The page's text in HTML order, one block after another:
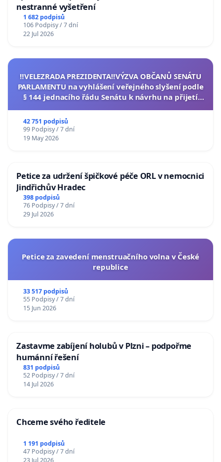
nestranné vyšetření
1 682 podpisů
106 Podpisy / 7 dní
22 Jul 2026
‼️VELEZRADA PREZIDENTA‼️VÝZVA OBČANŮ SENÁTU
PARLAMENTU na vyhlášení veřejného slyšení podle
§ 144 jednacího řádu Senátu k návrhu na přijetí
42 751 podpisů
99 Podpisy / 7 dní
19 May 2026
Petice za udržení špičkové péče ORL v nemocnici
Jindřichův Hradec
398 podpisů
76 Podpisy / 7 dní
29 Jul 2026
Petice za zavedení menstruačního volna v České
republice
33 517 podpisů
55 Podpisy / 7 dní
15 Jun 2026
Zastavme zabíjení holubů v Plzni – podpořme
humánní řešení
831 podpisů
52 Podpisy / 7 dní
14 Jul 2026
Chceme svého ředitele
1 191 podpisů
47 Podpisy / 7 dní
23 Jul 2026